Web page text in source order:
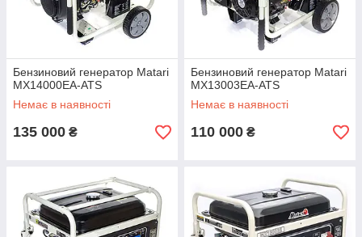
Бензиновий генератор Matari
MX14000EA-ATS
Немає в наявності
135 000 ₴
Бензиновий генератор Matari
MX13003EA-ATS
Немає в наявності
110 000 ₴